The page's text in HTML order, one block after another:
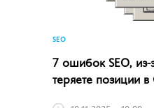
SEO
7 ошибок SEO,
теряете позиции